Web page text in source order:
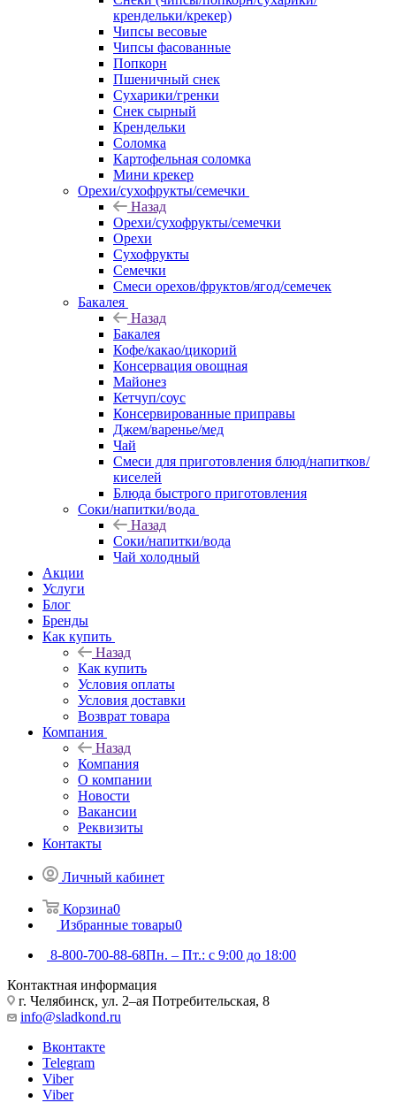
крендельки/крекер)
Чипсы весовые
Чипсы фасованные
Попкорн
Пшеничный снек
Сухарики/гренки
Снек сырный
Крендельки
Соломка
Картофельная соломка
Мини крекер
Орехи/сухофрукты/семечки
Назад
Орехи/сухофрукты/семечки
Орехи
Сухофрукты
Семечки
Смеси орехов/фруктов/ягод/семечек
Бакалея
Назад
Бакалея
Кофе/какао/цикорий
Консервация овощная
Майонез
Кетчуп/соус
Консервированные приправы
Джем/варенье/мед
Чай
Смеси для приготовления блюд/напитков/
киселей
Блюда быстрого приготовления
Соки/напитки/вода
Назад
Соки/напитки/вода
Чай холодный
Акции
Услуги
Блог
Бренды
Как купить
Назад
Как купить
Условия оплаты
Условия доставки
Возврат товара
Компания
Назад
Компания
О компании
Новости
Вакансии
Реквизиты
Контакты
Личный кабинет
Корзина0
Избранные товары0
8-800-700-88-68Пн. – Пт.: с 9:00 до 18:00
Контактная информация
г. Челябинск, ул. 2–ая Потребительская, 8
info@sladkond.ru
Вконтакте
Telegram
Viber
Viber